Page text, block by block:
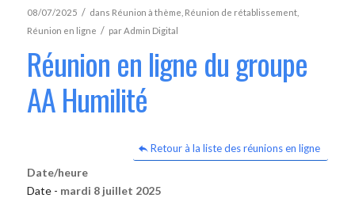
08/07/2025 / dans Réunion à thème Réunion de rétablissement,
Réunion en ligne / parAdmin Digital
Réunion en ligne du groupe
AA Humilité
Retour à la liste des réunions en ligne
Date/heure
Date - mardi 8 juillet 2025